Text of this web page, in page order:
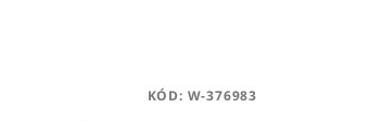
KÓD: W-376983